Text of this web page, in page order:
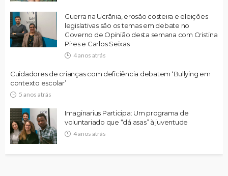
Guerra na Ucrânia, erosão costeira e eleições
legislativas são os temas em debate no
Governo de Opinião desta semana com Cristina
Pires e Carlos Seixas
4 anos atrás
Cuidadores de crianças com deficiência debatem ‘Bullying em
contexto escolar’
5 anos atrás
Imaginarius Participa: Um programa de
voluntariado que “dá asas” à juventude
4 anos atrás